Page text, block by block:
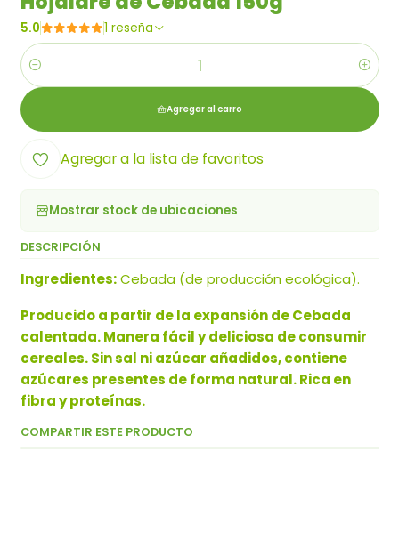
5.0 1 reseña
Cantidad
Agregar al carro
Agregar a la lista de favoritos
Mostrar stock de ubicaciones
DESCRIPCIÓN
Ingredientes:Cebada (de producción ecológica).
Producido a partir de la expansión de Cebada
calentada. Manera fácil y deliciosa de consumir
cereales. Sin sal ni azúcar añadidos, contiene
azúcares presentes de forma natural. Rica en
fibra y proteínas.
COMPARTIR ESTE PRODUCTO